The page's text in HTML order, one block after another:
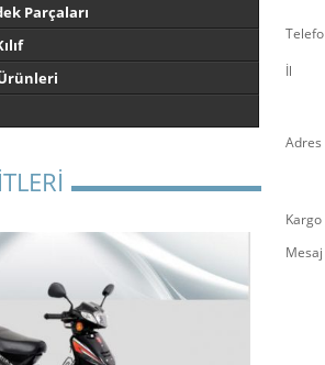
Parçaları
İl
Adres
Mesaj